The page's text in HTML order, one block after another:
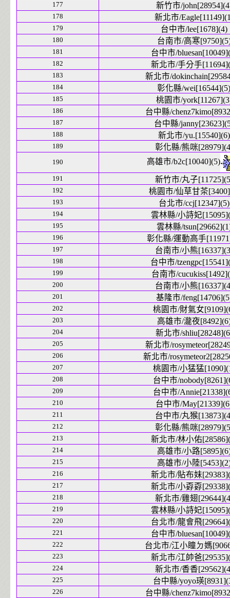
177 新竹市/
178 新北市/
179 台中市/lee[1678](4)
180 台南市/高寒
181 台中市/
182 新北市/手分手
183 新北市/
184 彰化縣/wei[16544](5)
185 桃園市/
186 台中縣/
187 台中縣/
188 新北市/yu.[15540](6)
189 彰化縣/熊咪
190 高雄市/b2c[10040](5)
191 新竹市/丸子
192 桃園市/仙草甘茶
193 台北市/ccj[12347](5)
194 雲林縣/小詩妃
195 雲林縣/
196 彰化縣/運動高手
197 台南市/小熊
198 台中市/
199 台南市/
200 台南市/小熊
201 基隆市/
202 桃園市/財氣女
203 高雄市/瀧夜
204 新北市/
205 新北市/
206 新北市/
207 桃園市/小猛猛
208 台中市/
209 台中市/
210 台中市/
211 台中市/丸猴
212 彰化縣/熊咪
213 新北市/林小佑
214 高雄市/小路
215 高雄市/小陸
216 新北市/貼布妹
217 新北市/小孬孬
218 新北市/雞翅
219 雲林縣/小詩妃
220 台北市/龍會飛
221 台中市/
222 台北市/江小瞳ㄉ媽
223 新北市/江帥爸
224 新北市/香香
225 台中縣/yoyo瑛
226 台中縣/